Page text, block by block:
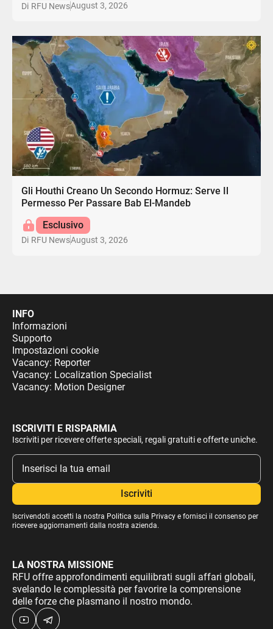
Di RFU NewsAugust 3, 2026
Gli Houthi Creano Un Secondo Hormuz: Serve Il
Permesso Per Passare Bab El-Mandeb
Esclusivo
Di RFU NewsAugust 3, 2026
INFO
Informazioni
Supporto
Impostazioni cookie
Vacancy: Reporter
Vacancy: Localization Specialist
Vacancy: Motion Designer
ISCRIVITI E RISPARMIA
Iscriviti per ricevere offerte speciali, regali gratuiti e offerte uniche.
Iscrivendoti accetti la nostra Politica sulla Privacye fornisci il consenso per
ricevere aggiornamenti dalla nostra azienda.
LA NOSTRA MISSIONE
RFU offre approfondimenti equilibrati sugli affari globali,
svelando le complessità per favorire la comprensione
delle forze che plasmano il nostro mondo.